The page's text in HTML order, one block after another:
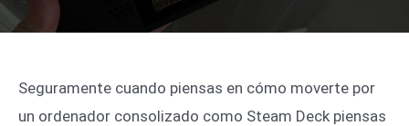
Seguramente cuando piensas en cómo moverte por
un ordenador consolizado como Steam Deck piensas